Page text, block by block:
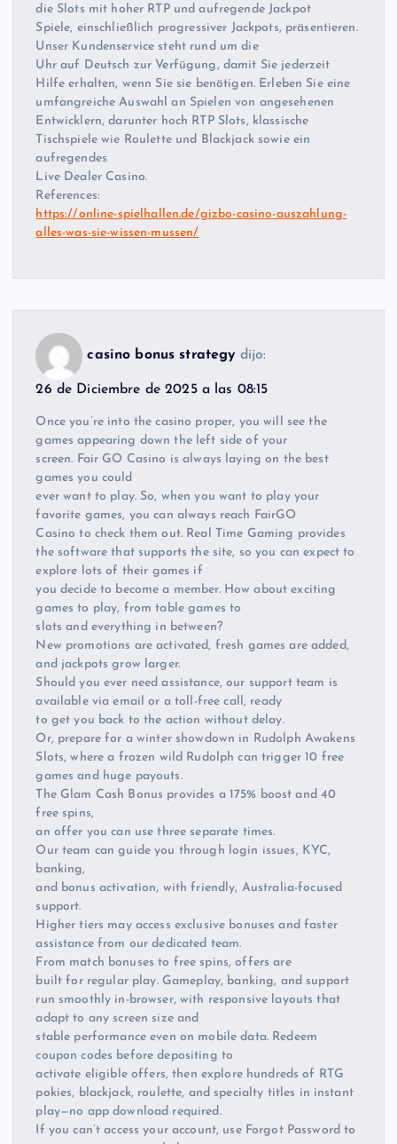
die Slots mit hoher RTP und aufregende Jackpot
Spiele, einschließlich progressiver Jackpots, präsentieren.
Unser Kundenservice steht rund um die
Uhr auf Deutsch zur Verfügung, damit Sie jederzeit
Hilfe erhalten, wenn Sie sie benötigen. Erleben Sie eine
umfangreiche Auswahl an Spielen von angesehenen
Entwicklern, darunter hoch RTP Slots, klassische
Tischspiele wie Roulette und Blackjack sowie ein
aufregendes
Live Dealer Casino.
References:
https://online-spielhallen.de/gizbo-casino-auszahlung-
alles-was-sie-wissen-mussen/
casino bonus strategy dijo:
26 de Diciembre de 2025 a las 08:15
Once you’re into the casino proper, you will see the
games appearing down the left side of your
screen. Fair GO Casino is always laying on the best
games you could
ever want to play. So, when you want to play your
favorite games, you can always reach FairGO
Casino to check them out. Real Time Gaming provides
the software that supports the site, so you can expect to
explore lots of their games if
you decide to become a member. How about exciting
games to play, from table games to
slots and everything in between?
New promotions are activated, fresh games are added,
and jackpots grow larger.
Should you ever need assistance, our support team is
available via email or a toll-free call, ready
to get you back to the action without delay.
Or, prepare for a winter showdown in Rudolph Awakens
Slots, where a frozen wild Rudolph can trigger 10 free
games and huge payouts.
The Glam Cash Bonus provides a 175% boost and 40
free spins,
an offer you can use three separate times.
Our team can guide you through login issues, KYC,
banking,
and bonus activation, with friendly, Australia-focused
support.
Higher tiers may access exclusive bonuses and faster
assistance from our dedicated team.
From match bonuses to free spins, offers are
built for regular play. Gameplay, banking, and support
run smoothly in-browser, with responsive layouts that
adapt to any screen size and
stable performance even on mobile data. Redeem
coupon codes before depositing to
activate eligible offers, then explore hundreds of RTG
pokies, blackjack, roulette, and specialty titles in instant
play—no app download required.
If you can’t access your account, use Forgot Password to